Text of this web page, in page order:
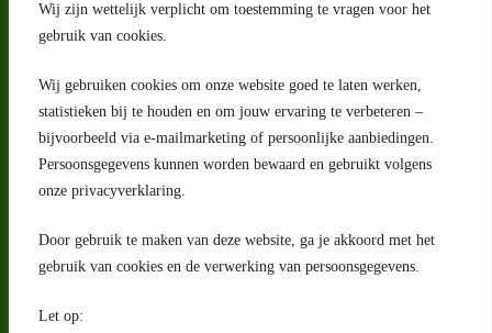
Wij zijn wettelijk verplicht om toestemming te vragen voor het
gebruik van cookies.
Wij gebruiken cookies om onze website goed te laten werken,
statistieken bij te houden en om jouw ervaring te verbeteren –
bijvoorbeeld via e-mailmarketing of persoonlijke aanbiedingen.
Persoonsgegevens kunnen worden bewaard en gebruikt volgens
onze privacyverklaring.
Door gebruik te maken van deze website, ga je akkoord met het
gebruik van cookies en de verwerking van persoonsgegevens.
Let op:
Adres
Riga 4 E
2993 LW Barendrecht
Nederland
Contact
klantenservice@portugeseproducten.nl
Facebook